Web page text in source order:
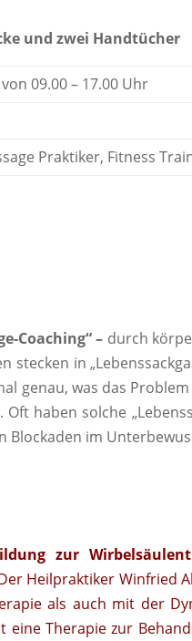
und zwei Handtücher
09.00 – 17.00 Uhr
Praktiker, Fitness
Coaching“ – durch
stecken in
genau, was das
haben solche
Blockaden im
zur
Heilpraktiker Winfried
als auch mit der
Therapie zur